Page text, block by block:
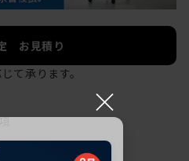
お見積り
て承ります。
×